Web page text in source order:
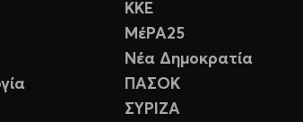
ΚΚΕ
ΜέΡΑ25
Νέα Δημοκρατία
ΠΑΣΟΚ
ΣΥΡΙΖΑ